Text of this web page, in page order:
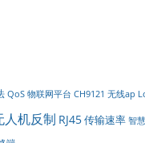
QoS 物联网平台 CH9121 无线ap
人机反制 RJ45传输速率 智